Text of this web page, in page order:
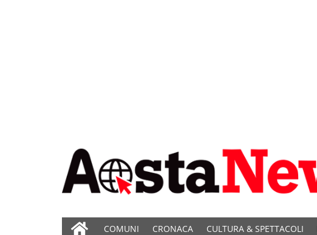
COMUNI CRONACA CULTURA & SPETTACOLI